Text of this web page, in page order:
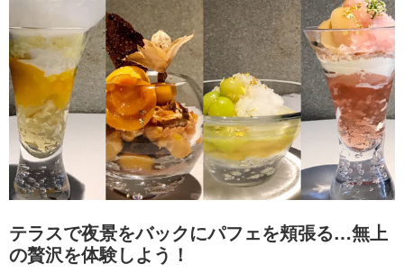
テラスで夜景をバックにパフェを頬張る…無上
の贅沢を体験しよう！